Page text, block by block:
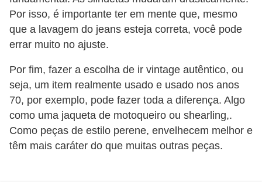
Por isso, é importante ter em mente que, mesmo
que a lavagem do jeans esteja correta, você pode
errar muito no ajuste.
Por fim, fazer a escolha de ir vintage autêntico, ou
seja, um item realmente usado e usado nos anos
70, por exemplo, pode fazer toda a diferença. Algo
como uma jaqueta de motoqueiro ou shearling,.
Como peças de estilo perene, envelhecem melhor e
têm mais caráter do que muitas outras peças.
o
s
f
c
o
s